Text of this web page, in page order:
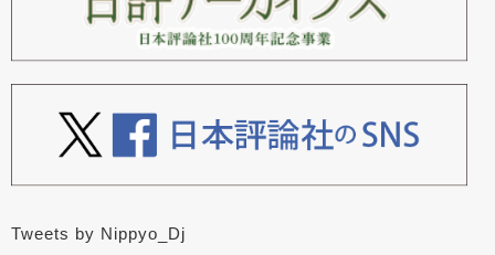
Tweets by Nippyo_Dj